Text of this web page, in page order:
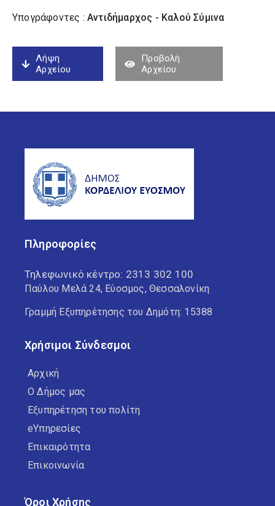
Υπογράφοντες : Αντιδήμαρχος - Καλού Σύµινα
Λήψη
Αρχείου
Προβολή
Αρχείου
Πληροφορίες
Τηλεφωνικό κέντρο: 2313 302 100
Παύλου Μελά 24, Εύοσμος, Θεσσαλονίκη
Γραμμή Εξυπηρέτησης του Δημότη: 15388
Χρήσιμοι Σύνδεσμοι
Αρχική
Ο Δήμος μας
Εξυπηρέτηση του πολίτη
eΥπηρεσίες
Επικαιρότητα
Επικοινωνία
Όροι Χρήσης